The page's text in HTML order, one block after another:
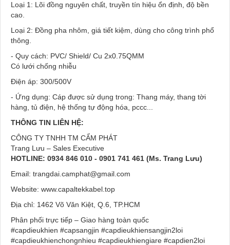
Loại 1: Lõi đồng nguyên chất, truyền tín hiệu ổn định, độ bền
cao.
Loại 2: Đồng pha nhôm, giá tiết kiệm, dùng cho công trình phổ
thông.
- Quy cách: PVC/ Shield/ Cu 2x0.75QMM
Có lưới chống nhiễu
Điện áp: 300/500V
- Ứng dụng: Cáp được sử dụng trong: Thang máy, thang tời
hàng, tủ điện, hệ thống tự động hóa, pccc...
THÔNG TIN LIÊN HỆ:
CÔNG TY TNHH TM CẨM PHÁT
Trang Lưu – Sales Executive
HOTLINE: 0934 846 010 - 0901 741 461 (Ms. Trang Lưu)
Email: trangdai.camphat@gmail.com
Website: www.capaltekkabel.top
Địa chỉ: 1462 Võ Văn Kiệt, Q.6, TP.HCM
Phân phối trực tiếp – Giao hàng toàn quốc
#capdieukhien #capsangjin #capdieukhiensangjin2loi
#capdieukhienchongnhieu #capdieukhiengiare #capdien2loi